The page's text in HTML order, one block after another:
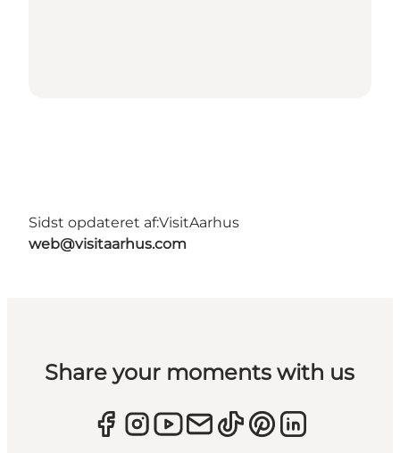
Sidst opdateret af:VisitAarhus
web@visitaarhus.com
Share your moments with us